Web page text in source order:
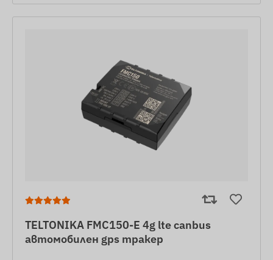
TELTONIKA FMC150-E 4g lte canbus
автомобилен gps тракер